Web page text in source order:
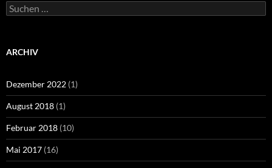
Suchen
nach:
ARCHIV
Dezember 2022 (1)
August 2018 (1)
Februar 2018 (10)
Mai 2017 (16)